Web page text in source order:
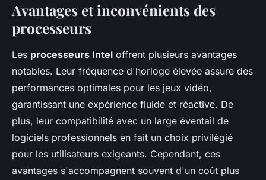
Avantages et inconvénients des
processeurs
Les processeurs Intel offrent plusieurs avantages
notables. Leur fréquence d'horloge élevée assure des
performances optimales pour les jeux vidéo,
garantissant une expérience fluide et réactive. De
plus, leur compatibilité avec un large éventail de
logiciels professionnels en fait un choix privilégié
pour les utilisateurs exigeants. Cependant, ces
avantages s'accompagnent souvent d'un coût plus